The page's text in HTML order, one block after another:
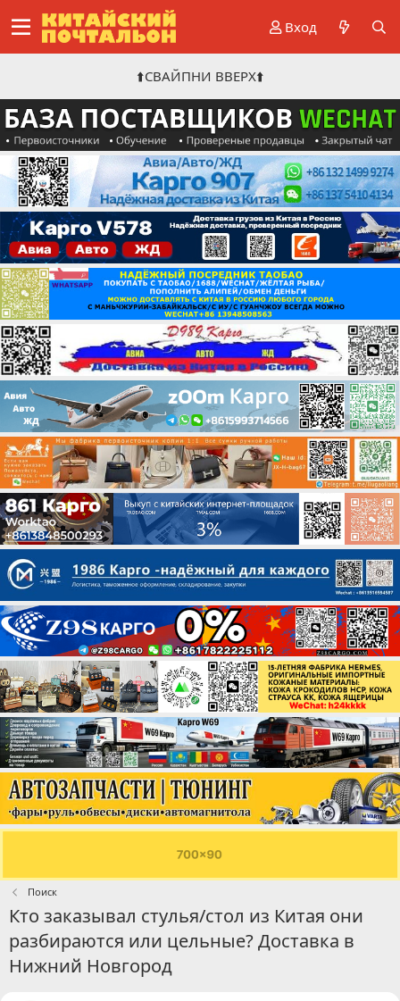
Вход
⬆️СВАЙПНИ ВВЕРХ⬆️
Поиск
Кто заказывал стулья/стол из Китая они
разбираются или цельные? Доставка в
Нижний Новгород